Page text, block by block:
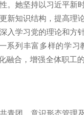
。她坚持以习近平新
新知识结构，提高理
入学习党的理论和方
系列丰富多样的学
融合，增强全体职工
青团、意识形态管理